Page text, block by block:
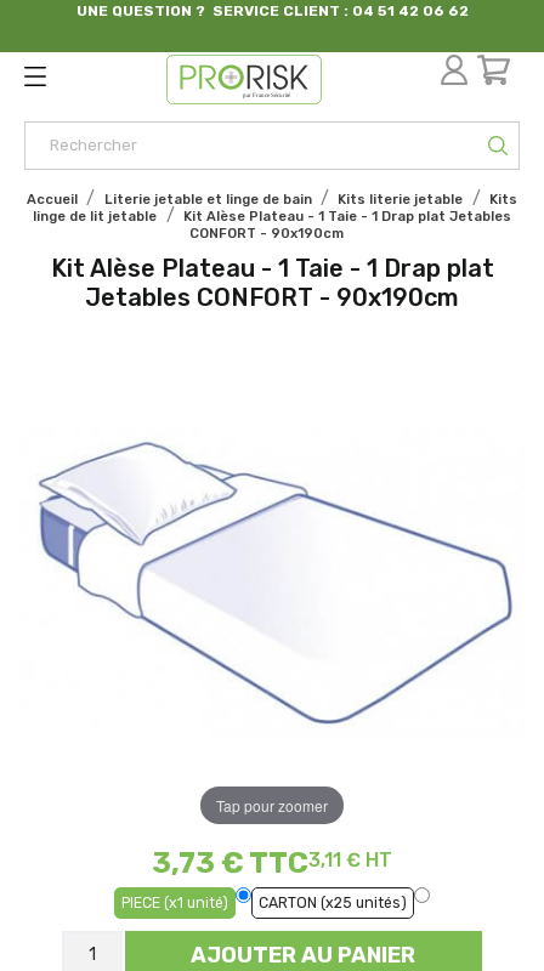
UNE QUESTION ? SERVICE CLIENT : 04 51 42 06 62
par France Sécurité
Accueil Literie jetable et linge de bain Kits literie jetable
Kits
linge de lit jetable
Kit Alèse Plateau - 1 Taie - 1 Drap plat Jetables
CONFORT - 90x190cm
Kit Alèse Plateau - 1 Taie - 1 Drap plat
Jetables CONFORT - 90x190cm
Tap pour zoomer
3,73 € TTC3,11 € HT
PIECE (x1 unité) CARTON (x25 unités)
AJOUTER AU PANIER